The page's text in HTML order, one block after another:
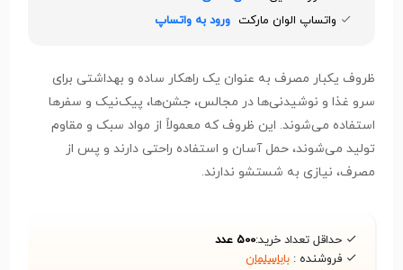
واتساپ الوان مارکت ورود به واتساپ
ظروف یکبار مصرف به عنوان یک راهکار ساده و بهداشتی برای
سرو غذا و نوشیدنی‌ها در مجالس، جشن‌ها، پیک‌نیک و سفرها
استفاده می‌شوند. این ظروف که معمولاً از مواد سبک و مقاوم
تولید می‌شوند، حمل آسان و استفاده راحتی دارند و پس از
مصرف، نیازی به شستشو ندارند.
حداقل تعداد خرید:500 عدد
فروشنده :باباسلمان